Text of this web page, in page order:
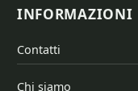
INFORMAZIONI
Contatti
Chi siamo